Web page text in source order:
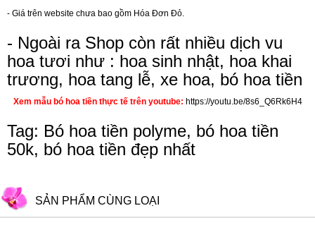
- Giá trên website chưa bao gồm Hóa Đơn Đỏ.
- Ngoài ra Shop còn rất nhiều dịch vu
hoa tươi như : hoa sinh nhật, hoa khai
trương, hoa tang lễ, xe hoa, bó hoa tiền
Xem mẫu bó hoa tiền thực tế trên youtube: https://youtu.be/8s6_Q6Rk6H4
Tag: Bó hoa tiền polyme, bó hoa tiền
50k, bó hoa tiền đẹp nhất
SẢN PHẨM CÙNG LOẠI